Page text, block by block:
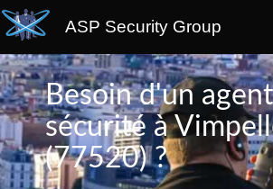
ASP Security Group
Besoin d'un
sécurité à
(77520) ?